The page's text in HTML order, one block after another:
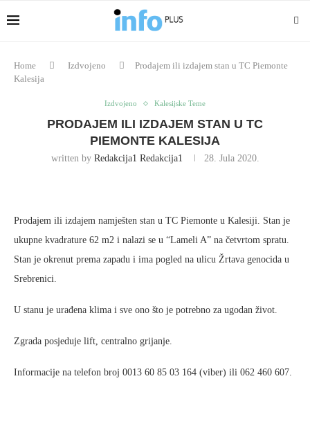
Home Izdvojeno
Prodajem ili izdajem stan u TC Piemonte
Kalesija
Izdvojeno Kalesijske Teme
PRODAJEM ILI IZDAJEM STAN U TC
PIEMONTE KALESIJA
written by Redakcija1 Redakcija1 28. Jula 2020.
Prodajem ili izdajem namješten stan u TC Piemonte u Kalesiji. Stan je
ukupne kvadrature 62 m2 i nalazi se u “Lameli A” na četvrtom spratu.
Stan je okrenut prema zapadu i ima pogled na ulicu Žrtava genocida u
Srebrenici.
U stanu je urađena klima i sve ono što je potrebno za ugodan život.
Zgrada posjeduje lift, centralno grijanje.
Informacije na telefon broj 0013 60 85 03 164 (viber) ili 062 460 607.